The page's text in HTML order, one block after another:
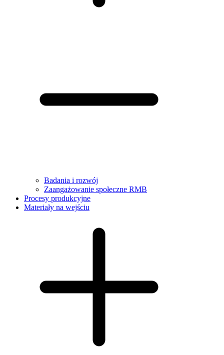
Badania i rozwój
Zaangażowanie społeczne RMB
Procesy produkcyjne
Materiały na wejściu